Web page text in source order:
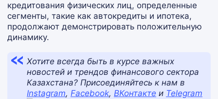
кредитования физических лиц, определенные
сегменты, такие как автокредиты и ипотека,
продолжают демонстрировать положительную
динамику.
Хотите всегда быть в курсе важных
новостей и трендов финансового сектора
Казахстана? Присоединяйтесь к нам в
Instagram, Facebook, ВКонтакте и Telegram